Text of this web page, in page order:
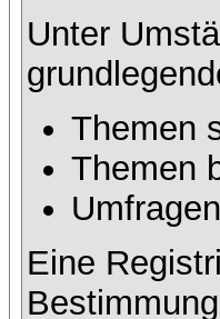
Unter
Themen
Themen
Eine